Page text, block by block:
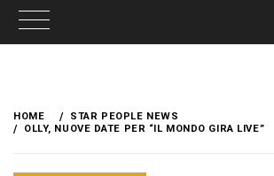
content
HOME
STAR PEOPLE NEWS
OLLY, NUOVE DATE PER “IL MONDO GIRA LIVE”